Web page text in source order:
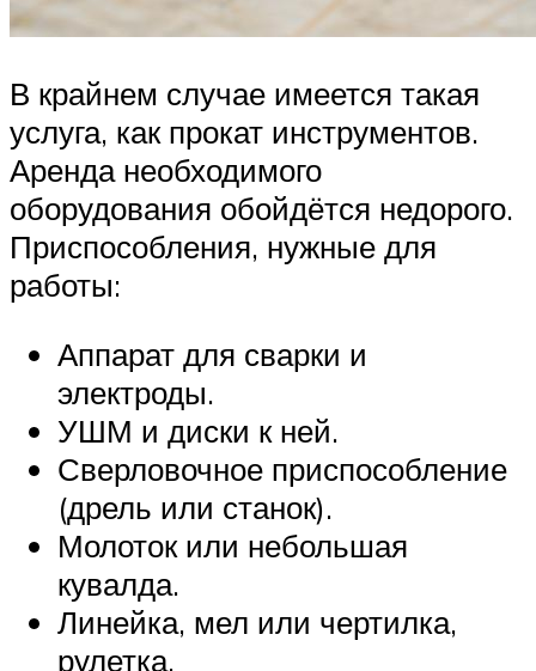
В крайнем случае имеется такая
услуга, как прокат инструментов.
Аренда необходимого
оборудования обойдётся недорого.
Приспособления, нужные для
работы:
Аппарат для сварки и
электроды.
УШМ и диски к ней.
Сверловочное приспособление
(дрель или станок).
Молоток или небольшая
кувалда.
Линейка, мел или чертилка,
рулетка.